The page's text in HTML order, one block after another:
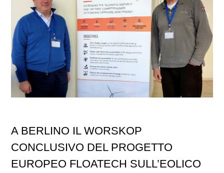
A BERLINO IL WORSKOP
CONCLUSIVO DEL PROGETTO
EUROPEO FLOATECH SULL’EOLICO